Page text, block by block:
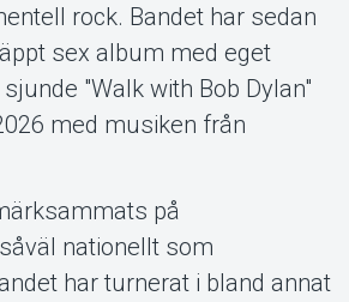
rock. Bandet har sedan
sex album med eget
"Walk with Bob Dylan"
med musiken från
på
nationellt som
har turnerat i bland annat